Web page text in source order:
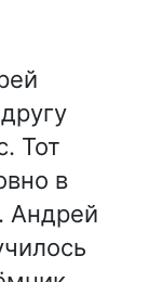
Тот
в
Андрей